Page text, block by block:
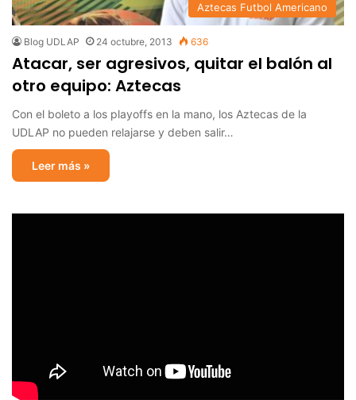
Aztecas Futbol Americano
Blog UDLAP 24 octubre, 2013 636
Atacar, ser agresivos, quitar el balón al
otro equipo: Aztecas
Con el boleto a los playoffs en la mano, los Aztecas de la
UDLAP no pueden relajarse y deben salir…
Leer más »